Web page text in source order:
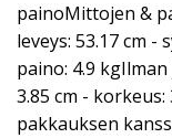
painoMittojen &
leveys: 53.17 cm -
paino: 4.9 kgIlman
3.85 cm -
pakkauksen